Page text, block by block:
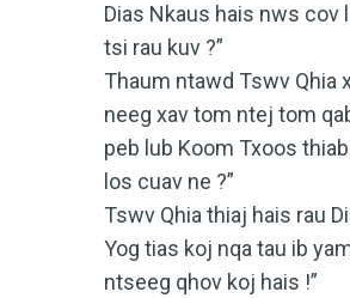
Dias Nkaus hais nws cov
tsi rau kuv ?”
Thaum ntawd Tswv Qhia
neeg xav tom ntej tom
peb lub Koom Txoos
los cuav ne ?”
Tswv Qhia thiaj hais rau
Yog tias koj nqa tau ib
ntseeg qhov koj hais !”